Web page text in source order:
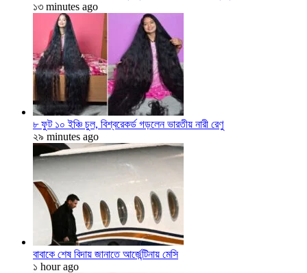
১৩ minutes ago
৮ ফুট ১০ ইঞ্চি চুল, বিশ্বরেকর্ড গড়লেন ভারতীয় নারী রেণু
২৯ minutes ago
বাবাকে শেষ বিদায় জানাতে আর্জেন্টিনায় মেসি
১ hour ago